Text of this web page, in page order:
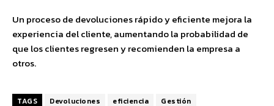
Un proceso de devoluciones rápido y eficiente mejora la
experiencia del cliente, aumentando la probabilidad de
que los clientes regresen y recomienden la empresa a
otros.
TAGS Devoluciones eficiencia
Gestión